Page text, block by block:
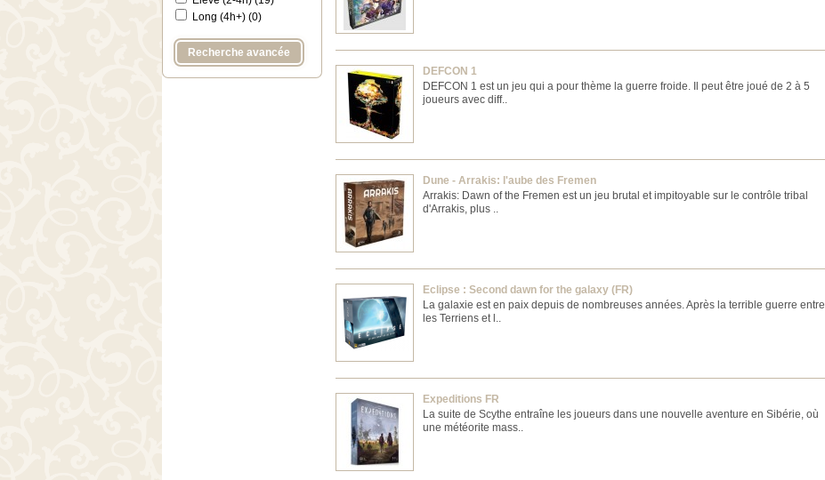
Long (4h+) (0)
Recherche avancée
DEFCON 1
DEFCON 1 est un jeu qui a pour thème la guerre froide. Il peut être joué de 2 à 5
joueurs avec diff..
Dune - Arrakis: l'aube des Fremen
Arrakis: Dawn of the Fremen est un jeu brutal et impitoyable sur le contrôle tribal
d'Arrakis, plus ..
Eclipse : Second dawn for the galaxy (FR)
La galaxie est en paix depuis de nombreuses années. Après la terrible guerre entre
les Terriens et l..
Expeditions FR
La suite de Scythe entraîne les joueurs dans une nouvelle aventure en Sibérie, où
une météorite mass..